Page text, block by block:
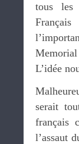
tous les
Français
Memorial
L’idée
serait
français
l’assaut